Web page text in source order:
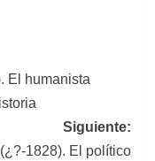
El humanista
Siguiente:
1828). El político